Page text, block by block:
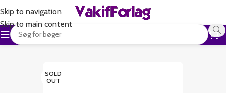
Skip to navigation
Skip to main content
SOLD
OUT